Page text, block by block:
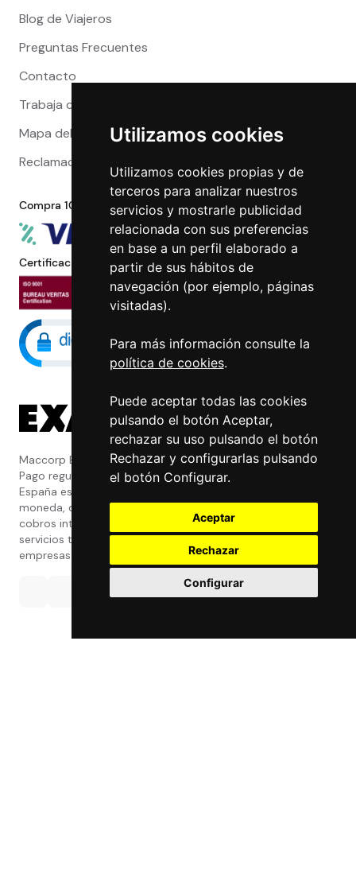
Utilizamos cookies
Utilizamos cookies propias y de
terceros para analizar nuestros
servicios y mostrarle publicidad
relacionada con sus preferencias
en base a un perfil elaborado a
partir de sus hábitos de
navegación (por ejemplo, páginas
visitadas).
Para más información consulte la
política de cookies.
Puede aceptar todas las cookies
pulsando el botón Aceptar,
rechazar su uso pulsando el botón
Rechazar y configurarlas pulsando
el botón Configurar.
Aceptar
Rechazar
Configurar
Blog de Viajeros
Preguntas Frecuentes
Contacto
Trabaja con nosotros
Mapa del sitio
Reclamaciones
Compra 100% segura
Certificaciones
Maccorp Exact Change es una Entidad de
Pago regulada y con licencia del Banco de
España especializada en cambio de
moneda, divisas, transferencias, pagos y
cobros internacionales que presta estos
servicios tanto a particulares como a
empresas.